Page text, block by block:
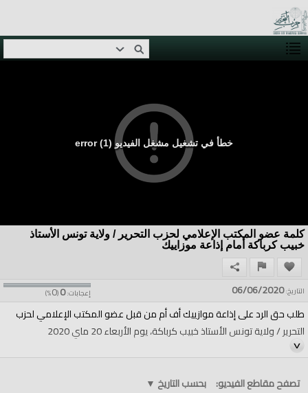
خطأ في تشغيل مشغل الفيديو (1) error
كلمة عضو المكتب الإعلامي لحزب التحرير / ولاية تونس الأستاذ
خبيب كرباكة أمام إذاعة موزاييك
إعجابات:0
(
0
%) التاريخ:06/06/2020
طلب حق الرد على إذاعة موازييك أف أم من قبل عضو المكتب الإعلامي لحزب
التحرير / ولاية تونس الأستاذ خبيب كرباكة، يوم الأربعاء 20 ماي 2020
www.ht-tunisie.com
تصفح مقاطع الفيديو: بحسب التاريخ ▼